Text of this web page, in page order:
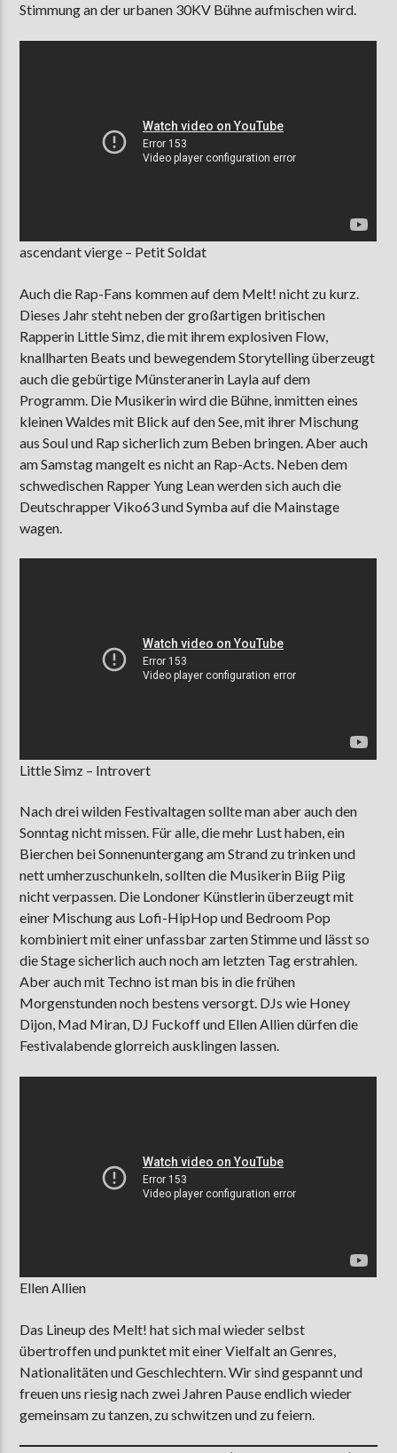
Stimmung an der urbanen 30KV Bühne aufmischen wird.
ascendant vierge – Petit Soldat
Auch die Rap-Fans kommen auf dem Melt! nicht zu kurz.
Dieses Jahr steht neben der großartigen britischen
Rapperin Little Simz, die mit ihrem explosiven Flow,
knallharten Beats und bewegendem Storytelling überzeugt
auch die gebürtige Münsteranerin Layla auf dem
Programm. Die Musikerin wird die Bühne, inmitten eines
kleinen Waldes mit Blick auf den See, mit ihrer Mischung
aus Soul und Rap sicherlich zum Beben bringen. Aber auch
am Samstag mangelt es nicht an Rap-Acts. Neben dem
schwedischen Rapper Yung Lean werden sich auch die
Deutschrapper Viko63 und Symba auf die Mainstage
wagen.
Little Simz – Introvert
Nach drei wilden Festivaltagen sollte man aber auch den
Sonntag nicht missen. Für alle, die mehr Lust haben, ein
Bierchen bei Sonnenuntergang am Strand zu trinken und
nett umherzuschunkeln, sollten die Musikerin Biig Piig
nicht verpassen. Die Londoner Künstlerin überzeugt mit
einer Mischung aus Lofi-HipHop und Bedroom Pop
kombiniert mit einer unfassbar zarten Stimme und lässt so
die Stage sicherlich auch noch am letzten Tag erstrahlen.
Aber auch mit Techno ist man bis in die frühen
Morgenstunden noch bestens versorgt. DJs wie Honey
Dijon, Mad Miran, DJ Fuckoff und Ellen Allien dürfen die
Festivalabende glorreich ausklingen lassen.
Ellen Allien
Das Lineup des Melt! hat sich mal wieder selbst
übertroffen und punktet mit einer Vielfalt an Genres,
Nationalitäten und Geschlechtern. Wir sind gespannt und
freuen uns riesig nach zwei Jahren Pause endlich wieder
gemeinsam zu tanzen, zu schwitzen und zu feiern.